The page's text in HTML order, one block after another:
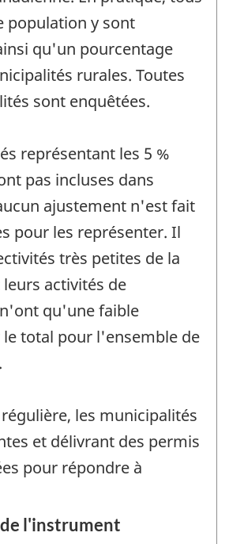
population y sont
qu'un pourcentage
rurales. Toutes
sont enquêtées.
représentant les 5 %
pas incluses dans
ajustement n'est fait
pour les représenter. Il
très petites de la
activités de
qu'une faible
le total pour l'ensemble de
les municipalités
et délivrant des permis
pour répondre à
l'instrument